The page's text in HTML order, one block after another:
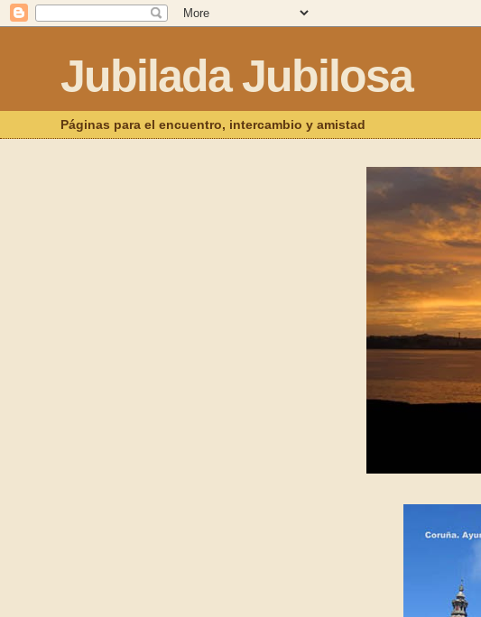
Jubilada Jubilosa
Páginas para el encuentro, intercambio y amistad